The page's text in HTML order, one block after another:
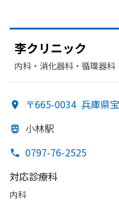
李クリニック
内科・​消化器科・​循環器科
〒665-0034 兵庫県
小林駅
0797-76-2525
対応診療科
内科